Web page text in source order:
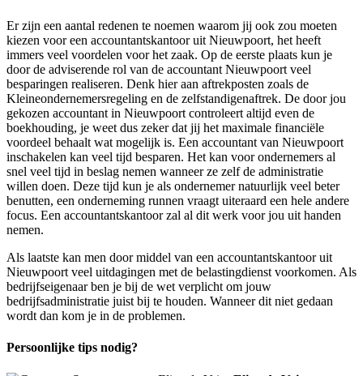
Er zijn een aantal redenen te noemen waarom jij ook zou moeten
kiezen voor een accountantskantoor uit Nieuwpoort, het heeft
immers veel voordelen voor het zaak. Op de eerste plaats kun je
door de adviserende rol van de accountant Nieuwpoort veel
besparingen realiseren. Denk hier aan aftrekposten zoals de
Kleineondernemersregeling en de zelfstandigenaftrek. De door jou
gekozen accountant in Nieuwpoort controleert altijd even de
boekhouding, je weet dus zeker dat jij het maximale financiële
voordeel behaalt wat mogelijk is. Een accountant van Nieuwpoort
inschakelen kan veel tijd besparen. Het kan voor ondernemers al
snel veel tijd in beslag nemen wanneer ze zelf de administratie
willen doen. Deze tijd kun je als ondernemer natuurlijk veel beter
benutten, een onderneming runnen vraagt uiteraard een hele andere
focus. Een accountantskantoor zal al dit werk voor jou uit handen
nemen.
Als laatste kan men door middel van een accountantskantoor uit
Nieuwpoort veel uitdagingen met de belastingdienst voorkomen. Als
bedrijfseigenaar ben je bij de wet verplicht om jouw
bedrijfsadministratie juist bij te houden. Wanneer dit niet gedaan
wordt dan kom je in de problemen.
Persoonlijke tips nodig?